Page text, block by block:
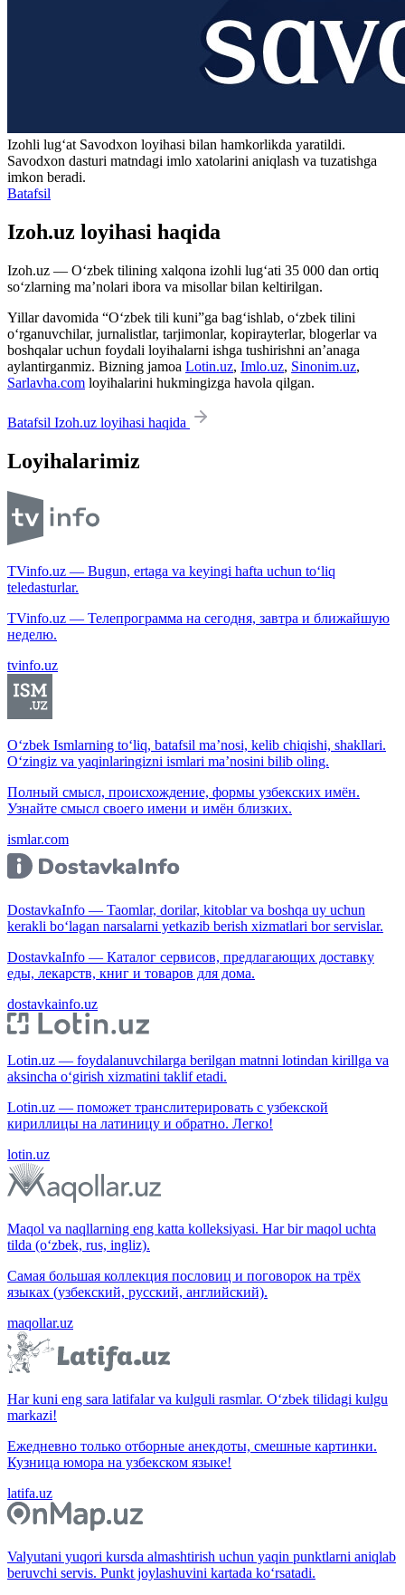
Izohli lugʻat Savodxon loyihasi bilan hamkorlikda yaratildi.
Savodxon dasturi matndagi imlo xatolarini aniqlash va tuzatishga
imkon beradi.
Batafsil
Izoh.uz loyihasi haqida
Izoh.uz — O‘zbek tilining xalqona izohli lug‘ati 35 000 dan ortiq
so‘zlarning ma’nolari ibora va misollar bilan keltirilgan.
Yillar davomida “O‘zbek tili kuni”ga bag‘ishlab, o‘zbek tilini
o‘rganuvchilar, jurnalistlar, tarjimonlar, kopirayterlar, blogerlar va
boshqalar uchun foydali loyihalarni ishga tushirishni an’anaga
aylantirganmiz. Bizning jamoa Lotin.uz, Imlo.uz, Sinonim.uz,
Sarlavha.com loyihalarini hukmingizga havola qilgan.
Batafsil Izoh.uz loyihasi haqida
Loyihalarimiz
TVinfo.uz — Bugun, ertaga va keyingi hafta uchun to‘liq
teledasturlar.
TVinfo.uz — Телепрограмма на сегодня, завтра и ближайшую
неделю.
tvinfo.uz
O‘zbek Ismlarning to‘liq, batafsil ma’nosi, kelib chiqishi, shakllari.
O‘zingiz va yaqinlaringizni ismlari ma’nosini bilib oling.
Полный смысл, происхождение, формы узбекских имён.
Узнайте смысл своего имени и имён близких.
ismlar.com
DostavkaInfo — Taomlar, dorilar, kitoblar va boshqa uy uchun
kerakli bo‘lagan narsalarni yetkazib berish xizmatlari bor servislar.
DostavkaInfo — Каталог сервисов, предлагающих доставку
еды, лекарств, книг и товаров для дома.
dostavkainfo.uz
Lotin.uz — foydalanuvchilarga berilgan matnni lotindan kirillga va
aksincha o‘girish xizmatini taklif etadi.
Lotin.uz — поможет транслитерировать с узбекской
кириллицы на латиницу и обратно. Легко!
lotin.uz
Maqol va naqllarning eng katta kolleksiyasi. Har bir maqol uchta
tilda (o‘zbek, rus, ingliz).
Самая большая коллекция пословиц и поговорок на трёх
языках (узбекский, русский, английский).
maqollar.uz
Har kuni eng sara latifalar va kulguli rasmlar. O‘zbek tilidagi kulgu
markazi!
Ежедневно только отборные анекдоты, смешные картинки.
Кузница юмора на узбекском языке!
latifa.uz
Valyutani yuqori kursda almashtirish uchun yaqin punktlarni aniqlab
beruvchi servis. Punkt joylashuvini kartada ko‘rsatadi.